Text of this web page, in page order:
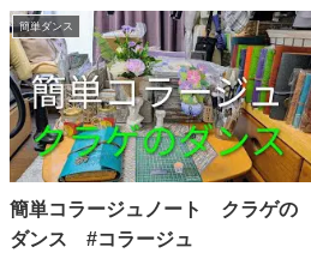
簡単ダンス
簡単コラージュノート クラゲの
ダンス #コラージュ